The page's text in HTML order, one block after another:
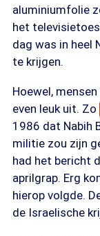
aluminiumfolie
het
dag was in heel
te krijgen.
Hoewel,
even leuk uit. Zo
1986 dat Nabih
militie zou zijn
had het bericht
aprilgrap. Erg
hierop volgde.
de Israelische